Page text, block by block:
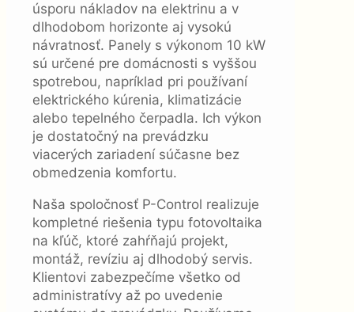
úsporu nákladov na elektrinu a v
dlhodobom horizonte aj vysokú
návratnosť. Panely s výkonom 10 kW
sú určené pre domácnosti s vyššou
spotrebou, napríklad pri používaní
elektrického kúrenia, klimatizácie
alebo tepelného čerpadla. Ich výkon
je dostatočný na prevádzku
viacerých zariadení súčasne bez
obmedzenia komfortu.
Naša spoločnosť P-Control realizuje
kompletné riešenia typu fotovoltaika
na kľúč, ktoré zahŕňajú projekt,
montáž, revíziu aj dlhodobý servis.
Klientovi zabezpečíme všetko od
administratívy až po uvedenie